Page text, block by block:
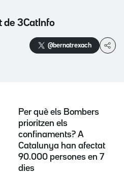
de 3CatInfo
@bernatrexach
Per què els Bombers
prioritzen els
confinaments? A
Catalunya han afectat
90.000 persones en 7
dies